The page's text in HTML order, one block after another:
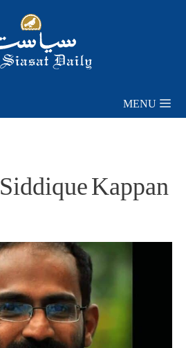
MENU
Siddique Kappan